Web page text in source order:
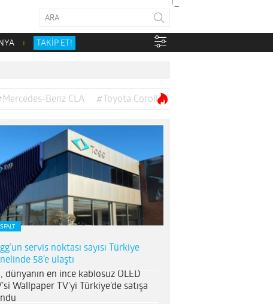
TAKİP ET!
Benz CLA #Toyota Corolla
servis noktası sayısı Türkiye
58’e ulaştı
dünyanın en ince kablosuz OLED
Wallpaper TV’yi Türkiye’de satışa